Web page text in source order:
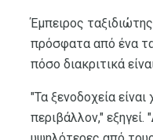
Έμπειρος
πρόσφατα από ένα
πόσο διακριτικά
"Τα ξενοδοχεία
περιβάλλον," εξηγεί.